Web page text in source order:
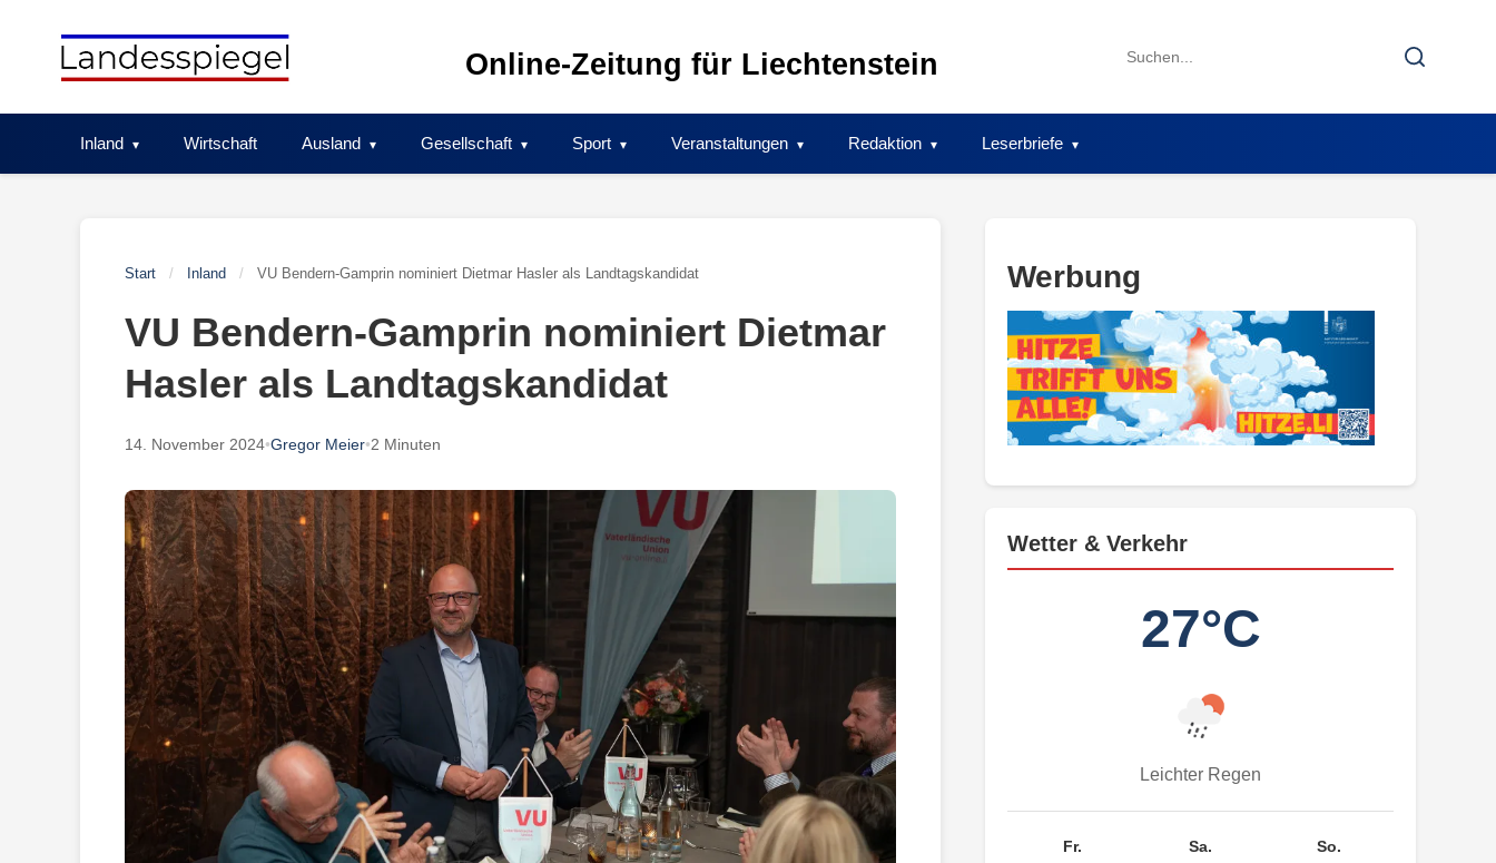
Online-Zeitung für Liechtenstein
Search
Search
Inland Wirtschaft Ausland Gesellschaft Sport Veranstaltungen Redaktion Leserbriefe
Start / Inland / VU Bendern-Gamprin nominiert Dietmar Hasler als Landtagskandidat
VU Bendern-Gamprin nominiert Dietmar
Hasler als Landtagskandidat
14. November 2024•Gregor Meier•2 Minuten
Werbung
Wetter & Verkehr
27°C
Leichter Regen
Fr. Sa. So.